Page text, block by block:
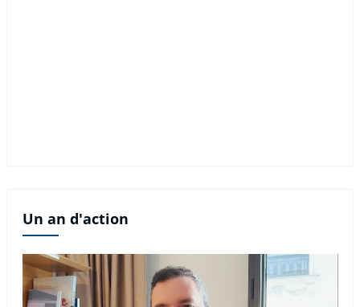
Un an d'action